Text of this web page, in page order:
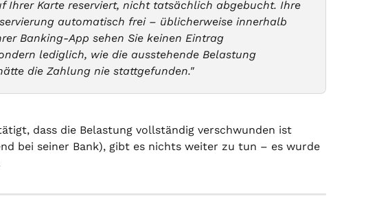
Ihrer Karte reserviert, nicht tatsächlich abgebucht. Ihre
automatisch frei – üblicherweise innerhalb
Banking-App sehen Sie keinen Eintrag
lediglich, wie die ausstehende Belastung
die Zahlung nie stattgefunden."
dass die Belastung vollständig verschwunden ist
bei seiner Bank), gibt es nichts weiter zu tun – es wurde